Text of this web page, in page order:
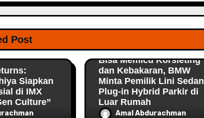
Post
Siapkan
di IMX
Culture”
Bisa Memicu Korsleting
dan Kebakaran, BMW
Minta Pemilik Lini Sedan
Plug-in Hybrid Parkir di
Luar Rumah
Amal Abdurachman